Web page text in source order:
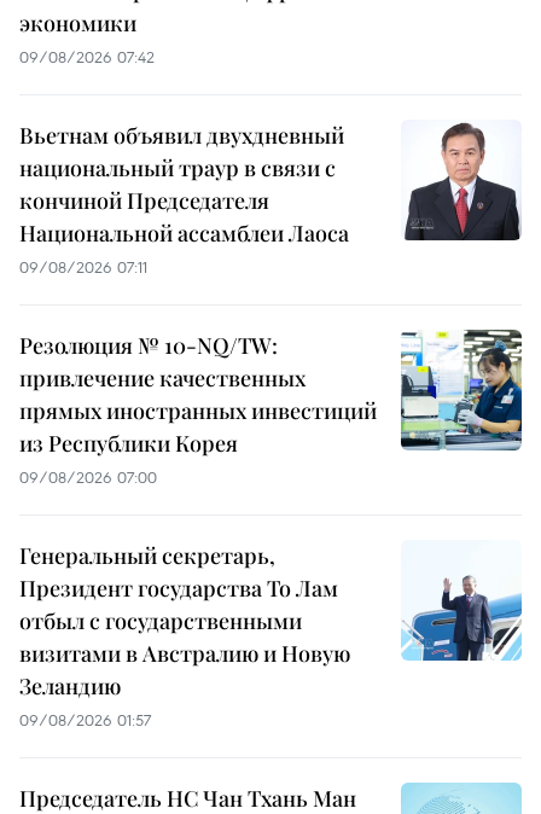
экономики
09/08/2026 07:42
Вьетнам объявил двухдневный
национальный траур в связи с
кончиной Председателя
Национальной ассамблеи Лаоса
09/08/2026 07:11
Резолюция № 10-NQ/TW:
привлечение качественных
прямых иностранных инвестиций
из Республики Корея
09/08/2026 07:00
Генеральный секретарь,
Президент государства То Лам
отбыл с государственными
визитами в Австралию и Новую
Зеландию
09/08/2026 01:57
Председатель НС Чан Тхань Ман